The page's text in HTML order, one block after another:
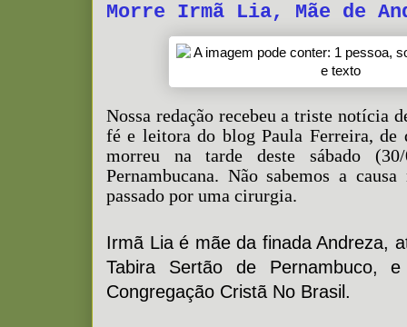
Morre Irmã Lia, Mãe de
Nossa redação recebeu a triste notícia
fé e leitora do blog Paula Ferreira,
morreu na tarde deste sábado
Pernambucana. Não sabemos a
passado por uma cirurgia.
Irmã Lia é mãe da finada Andreza,
Tabira Sertão de Pernambuco,
Congregação Cristã No Brasil.